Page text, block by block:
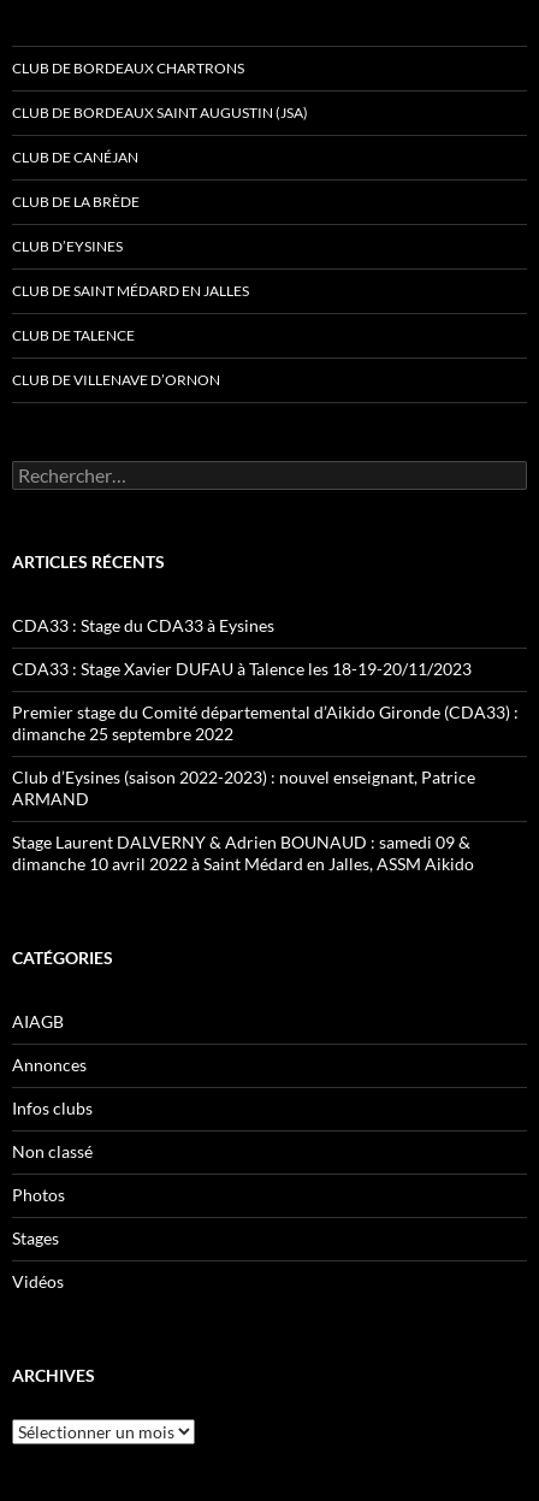
CLUB DE BORDEAUX CHARTRONS
CLUB DE BORDEAUX SAINT AUGUSTIN (JSA)
CLUB DE CANÉJAN
CLUB DE LA BRÈDE
CLUB D’EYSINES
CLUB DE SAINT MÉDARD EN JALLES
CLUB DE TALENCE
CLUB DE VILLENAVE D’ORNON
Rechercher :
ARTICLES RÉCENTS
CDA33 : Stage du CDA33 à Eysines
CDA33 : Stage Xavier DUFAU à Talence les 18-19-20/11/2023
Premier stage du Comité départemental d’Aikido Gironde (CDA33) :
dimanche 25 septembre 2022
Club d’Eysines (saison 2022-2023) : nouvel enseignant, Patrice
ARMAND
Stage Laurent DALVERNY & Adrien BOUNAUD : samedi 09 &
dimanche 10 avril 2022 à Saint Médard en Jalles, ASSM Aikido
CATÉGORIES
AIAGB
Annonces
Infos clubs
Non classé
Photos
Stages
Vidéos
ARCHIVES
Archives